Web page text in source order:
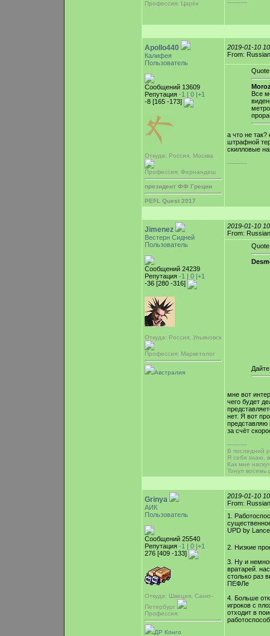
Профессия: Царёк -----------
Apollo440
Калифея
Пользователь
Сообщений 13609
Репутация -1 | 0 |+1
-8 [165 -173]
Откуда: Россия, Москва
Профессия: Фернандеш
президент ФФ Греции
PEFL Quest 2017
2019-01-10
From:
Quote
Все
а что не
штрафной
скилловые
-----------
Jimenez
Вестерн Сидней
Пользователь
Сообщений 24239
Репутация -1 | 0 |+1
-36 [280 -316]
Откуда: Россия, Ульяновск
Профессия: Маркетолог
Австралия
2019-01-10
From:
Quote
мне вот
чего будет
нет. Я вот
представляю
за счёт
-----------
В последний
Я себя знаю,
Как мне
Тонул восемь
Grinya
АИК
Пользователь
Сообщений 25540
Репутация -1 | 0 |+1
276 [409 -133]
Откуда: Швеция, Санкт-
Петербург
Профессия:
ДР Конго
2019-01-10
From:
1.
UPD by
2. Низкие
3. Ну и
вратарей.
столько раз
ПЕФЛе
4. Больше
игроков с
отходит в